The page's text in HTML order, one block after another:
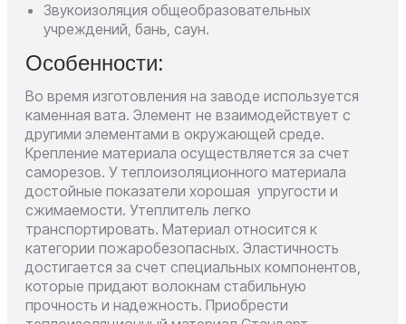
Звукоизоляция общеобразовательных
учреждений, бань, саун.
Особенности:
Во время изготовления на заводе используется
каменная вата. Элемент не взаимодействует с
другими элементами в окружающей среде.
Крепление материала осуществляется за счет
саморезов. У теплоизоляционного материала
достойные показатели хорошая упругости и
сжимаемости. Утеплитель легко
транспортировать. Материал относится к
категории пожаробезопасных. Эластичность
достигается за счет специальных компонентов,
которые придают волокнам стабильную
прочность и надежность. Приобрести